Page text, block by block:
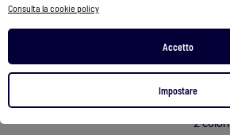
Consulta la cookie policy
Accetto
Impostare
2 colori